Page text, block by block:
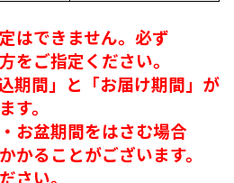
はできません。必ず
をご指定ください。
期間」と「お届け期間」が
す。
お盆期間をはさむ場合
かることがございます。
さい。